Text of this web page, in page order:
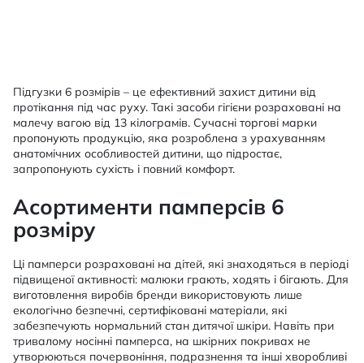
Підгузки 6 розмірів – це ефективний захист дитини від
протікання під час руху. Такі засоби гігієни розраховані на
малечу вагою від 13 кілограмів. Сучасні торгові марки
пропонують продукцію, яка розроблена з урахуванням
анатомічних особливостей дитини, що підростає,
запропонують сухість і повний комфорт.
Асортименти памперсів 6
розміру
Ці памперси розраховані на дітей, які знаходяться в періоді
підвищеної активності: малюки грають, ходять і бігають. Для
виготовлення виробів бренди використовують лише
екологічно безпечні, сертифіковані матеріали, які
забезпечують нормальний стан дитячої шкіри. Навіть при
тривалому носінні памперса, на шкірних покривах не
утворюються почервоніння, подразнення та інші хворобливі